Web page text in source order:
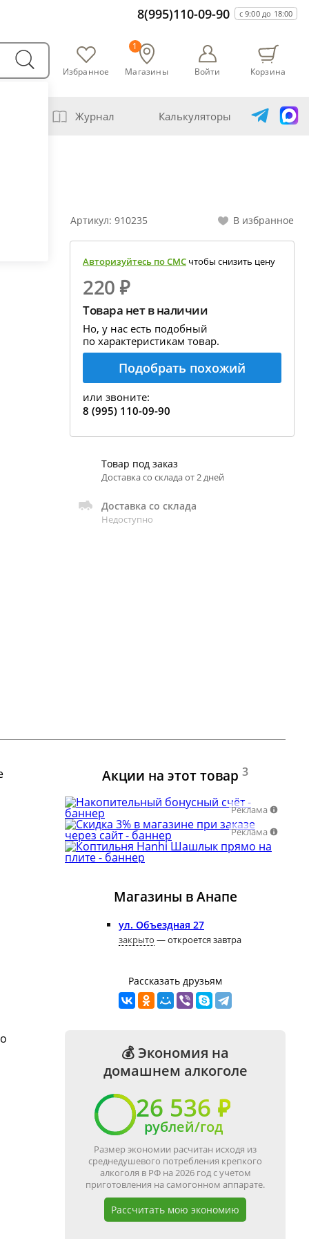
8(995)110-09-90 с 9:00 до 18:00
Избранное Магазины
1
Войти Корзина
Журнал Калькуляторы
перегонка спирта-сырца
абсолютного спирта и отбора голов
показаний ареометра
и испарение сусла
алкоголя в пиве
В избранное
Артикул: 910235
Авторизуйтесь по СМС чтобы снизить цену
220 ₽
Товара нет в наличии
Но, у нас есть подобный
по характеристикам товар.
Подобрать похожий
или звоните:
8 (995) 110-09-90
Товар под заказ
Доставка со склада от 2 дней
Доставка со склада
Недоступно
Акции на этот товар 3
Реклама
Реклама
Магазины в Анапе
ул. Объездная 27
закрыто — откроется завтра
Рассказать друзьям
💰 Экономия на
домашнем алкоголе
26 536 ₽
рублей/год
Размер экономии расчитан исходя из
среднедушевого потребления крепкого
алкоголя в РФ на 2026 год с учетом
приготовления на самогонном аппарате.
Рассчитать мою экономию